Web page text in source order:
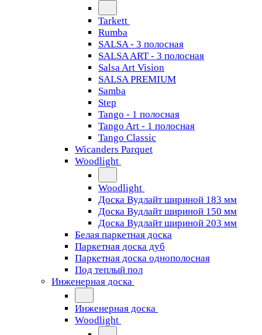
Tarkett
Rumba
SALSA - 3 полосная
SALSA ART - 3 полосная
Salsa Art Vision
SALSA PREMIUM
Samba
Step
Tango - 1 полосная
Tango Art - 1 полосная
Tango Classiс
Wicanders Parquet
Woodlight
Woodlight
Доска Вудлайт шириной 183 мм
Доска Вудлайт шириной 150 мм
Доска Вудлайт шириной 203 мм
Белая паркетная доска
Паркетная доска дуб
Паркетная доска однополосная
Под теплый пол
Инженерная доска
Инженерная доска
Woodlight